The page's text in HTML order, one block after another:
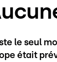
le seul
était